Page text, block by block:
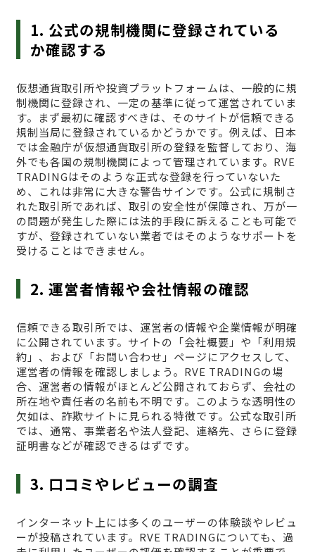
1. 公式の規制機関に登録されている
か確認する
仮想通貨取引所や投資プラットフォームは、一般的に規
制機関に登録され、一定の基準に従って運営されていま
す。まず最初に確認すべきは、そのサイトが信頼できる
規制当局に登録されているかどうかです。例えば、日本
では金融庁が仮想通貨取引所の登録を監督しており、海
外でも各国の規制機関によって管理されています。RVE
TRADINGはそのような正式な登録を行っていないた
め、これは非常に大きな警告サインです。公式に規制さ
れた取引所であれば、取引の安全性が保障され、万が一
の問題が発生した際には法的手段に訴えることも可能で
すが、登録されていない業者ではそのようなサポートを
受けることはできません。
2. 運営者情報や会社情報の確認
信頼できる取引所では、運営者の情報や企業情報が明確
に公開されています。サイトの「会社概要」や「利用規
約」、および「お問い合わせ」ページにアクセスして、
運営者の情報を確認しましょう。RVE TRADINGの場
合、運営者の情報がほとんど公開されておらず、会社の
所在地や責任者の名前も不明です。このような透明性の
欠如は、詐欺サイトに見られる特徴です。公式な取引所
では、通常、事業者名や法人登記、連絡先、さらに登録
証明書などが確認できるはずです。
3. 口コミやレビューの調査
インターネット上には多くのユーザーの体験談やレビュ
ーが投稿されています。RVE TRADINGについても、過